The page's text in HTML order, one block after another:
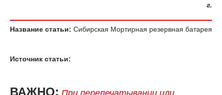
г.
Название статьи: Сибирская Мортирная резервная батарея
Источник статьи:
ВАЖНО: При перепечатывании или